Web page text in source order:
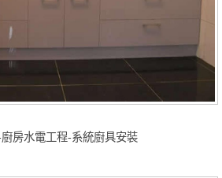
房水電工程-系統廚具安裝